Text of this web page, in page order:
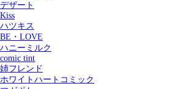
デザート
Kiss
ハツキス
BE・LOVE
ハニーミルク
comic tint
姉フレンド
ホワイトハートコミック